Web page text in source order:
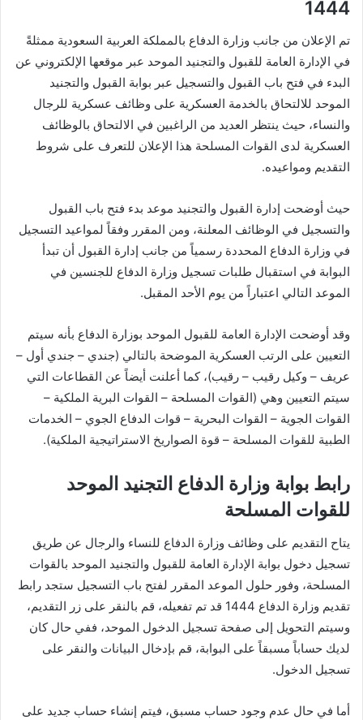
1444
تم الإعلان من جانب وزارة الدفاع بالمملكة العربية السعودية ممثلةً
في الإدارة العامة للقبول والتجنيد الموحد عبر موقعها الإلكتروني عن
البدء في فتح باب القبول والتسجيل عبر بوابة القبول والتجنيد
الموحد للالتحاق بالخدمة العسكرية على وظائف عسكرية للرجال
والنساء، حيث ينتظر العديد من الراغبين في الالتحاق بالوظائف
العسكرية لدى القوات المسلحة هذا الإعلان للتعرف على شروط
التقديم ومواعيده.
حيث أوضحت إدارة القبول والتجنيد موعد بدء فتح باب القبول
والتسجيل في الوظائف المعلنة، ومن المقرر وفقاً لمواعيد التسجيل
في وزارة الدفاع المحددة رسمياً من جانب إدارة القبول أن تبدأ
البوابة في استقبال طلبات تسجيل وزارة الدفاع للجنسين في
الموعد التالي اعتباراً من يوم الأحد المقبل.
وقد أوضحت الإدارة العامة للقبول الموحد بوزارة الدفاع بأنه سيتم
التعيين على الرتب العسكرية الموضحة بالتالي (جندي – جندي أول –
عريف – وكيل رقيب – رقيب)، كما أعلنت أيضاً عن القطاعات التي
سيتم التعيين وهي (القوات المسلحة – القوات البرية الملكية –
القوات الجوية – القوات البحرية – قوات الدفاع الجوي – الخدمات
الطبية للقوات المسلحة – قوة الصواريخ الاستراتيجية الملكية).
رابط بوابة وزارة الدفاع التجنيد الموحد
للقوات المسلحة
يتاح التقديم على وظائف وزارة الدفاع للنساء والرجال عن طريق
تسجيل دخول بوابة الإدارة العامة للقبول والتجنيد الموحد بالقوات
المسلحة، وفور حلول الموعد المقرر لفتح باب التسجيل ستجد رابط
تقديم وزارة الدفاع 1444 قد تم تفعيله، قم بالنقر على زر التقديم،
وسيتم التحويل إلى صفحة تسجيل الدخول الموحد، ففي حال كان
لديك حساباً مسبقاً على البوابة، قم بإدخال البيانات والنقر على
تسجيل الدخول.
أما في حال عدم وجود حساب مسبق، فيتم إنشاء حساب جديد على